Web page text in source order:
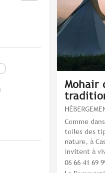
Mohair
Comme
toiles des
nature, à
invitent à
06 66 41 69